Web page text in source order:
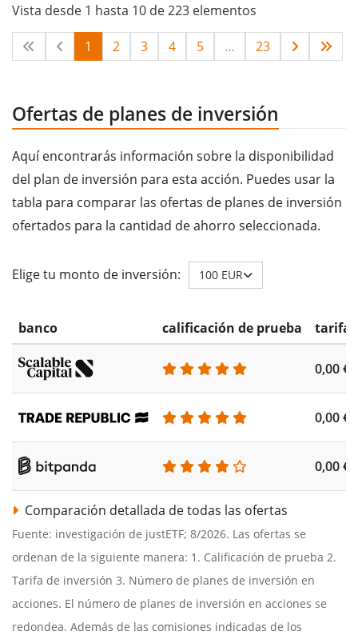
Vista desde 1 hasta 10 de 223 elementos
1 2 3 4 5 … 23
Ofertas de planes de inversión
Aquí encontrarás información sobre la disponibilidad
del plan de inversión para esta acción. Puedes usar la
tabla para comparar las ofertas de planes de inversión
ofertados para la cantidad de ahorro seleccionada.
Elige tu monto de inversión: 100 EUR
banco calificación de prueba tarifa
0,00 €
0,00 €
0,00 €
Comparación detallada de todas las ofertas
Fuente: investigación de justETF; 8/2026. Las ofertas se
ordenan de la siguiente manera: 1. Calificación de prueba 2.
Tarifa de inversión 3. Número de planes de inversión en
acciones. El número de planes de inversión en acciones se
redondea. Además de las comisiones indicadas de los